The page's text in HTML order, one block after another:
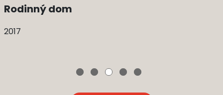
Rodinný dom
2017